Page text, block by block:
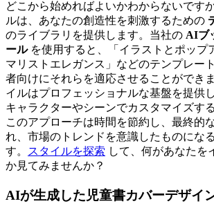
どこから始めればよいかわからないです
ルは、あなたの創造性を刺激するための
のライブラリを提供します。当社の AIブ
ールを使用すると、「イラストとポップ
マリストエレガンス」などのテンプレー
者向けにそれらを適応させることができ
イルはプロフェッショナルな基盤を提供
キャラクターやシーンでカスタマイズす
このアプローチは時間を節約し、最終的
れ、市場のトレンドを意識したものにな
す。
スタイルを探索 して、何があなたを
か見てみませんか？
AIが生成した児童書カバーデザイ